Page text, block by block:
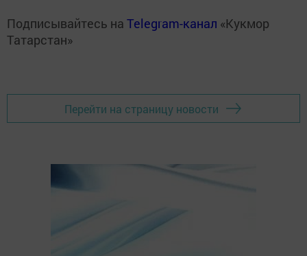
Подписывайтесь на Telegram-канал «Кукмор
Татарстан»
Перейти на страницу новости